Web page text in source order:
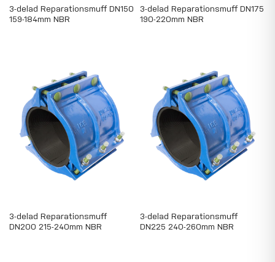
3-delad Reparationsmuff DN150
159-184mm NBR
3-delad Reparationsmuff DN175
190-220mm NBR
3-delad Reparationsmuff
DN200 215-240mm NBR
3-delad Reparationsmuff
DN225 240-260mm NBR